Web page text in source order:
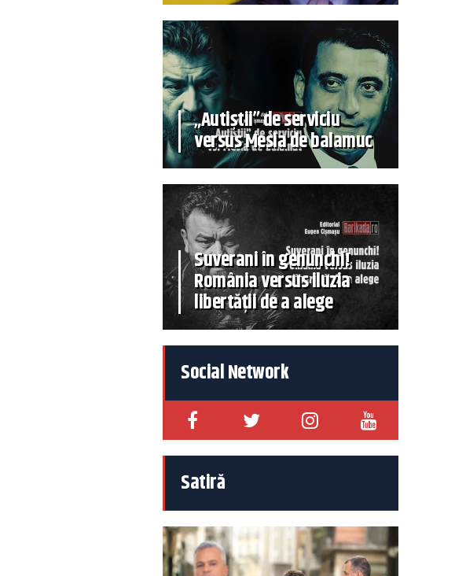
„Autiștii” de serviciu
versus Mesia de balamuc
Suverani în genunchi!
România versus iluzia
libertății de a alege
Social Network
Satiră